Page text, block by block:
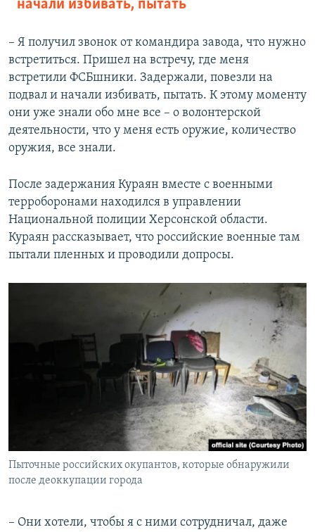
начали избивать, пытать
– Я получил звонок от командира завода, что нужно
встретиться. Пришел на встречу, где меня
встретили ФСБшники. Задержали, повезли на
подвал и начали избивать, пытать. К этому моменту
они уже знали обо мне все – о волонтерской
деятельности, что у меня есть оружие, количество
оружия, все знали.
После задержания Кураян вместе с военными
терроборонами находился в управлении
Национальной полиции Херсонской области.
Кураян рассказывает, что российские военные там
пытали пленных и проводили допросы.
Пыточные российских окупантов, которые обнаружили
после деоккупации города
– Они хотели, чтобы я с ними сотрудничал, даже